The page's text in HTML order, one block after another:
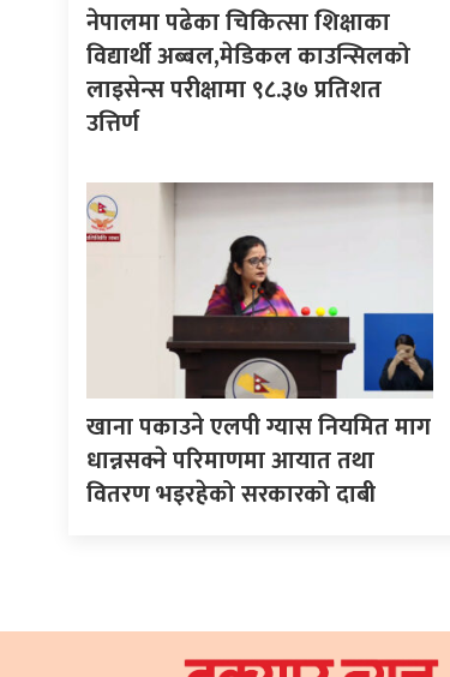
नेपालमा पढेका चिकित्सा शिक्षाका
विद्यार्थी अब्बल,मेडिकल काउन्सिलको
लाइसेन्स परीक्षामा ९८.३७ प्रतिशत
उत्तिर्ण
खाना पकाउने एलपी ग्यास नियमित माग
धान्नसक्ने परिमाणमा आयात तथा
वितरण भइरहेको सरकारको दाबी